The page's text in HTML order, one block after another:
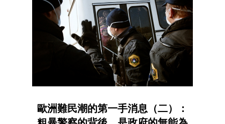
歐洲難民潮的第一手消息（二）：